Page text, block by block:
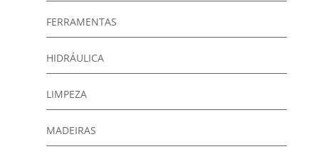
FERRAMENTAS
HIDRÁULICA
LIMPEZA
MADEIRAS